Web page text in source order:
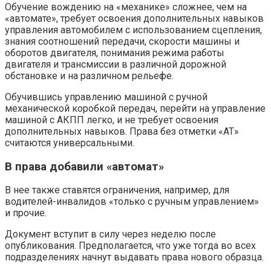
Обучение вождению на «механике» сложнее, чем на
«автомате», требует освоения дополнительных навыков
управления автомобилем с использованием сцепления,
знания соотношений передачи, скорости машины и
оборотов двигателя, понимания режима работы
двигателя и трансмиссии в различной дорожной
обстановке и на различном рельефе.
Обучившись управлению машиной с ручной
механической коробкой передач, перейти на управление
машиной с АКПП легко, и не требует освоения
дополнительных навыков. Права без отметки «АТ»
считаются универсальными.
В права добавили «автомат»
В нее также ставятся ограничения, например, для
водителей-инвалидов «только с ручным управлением»
и прочие.
Документ вступит в силу через неделю после
опубликования. Предполагается, что уже тогда во всех
подразделениях начнут выдавать права нового образца.